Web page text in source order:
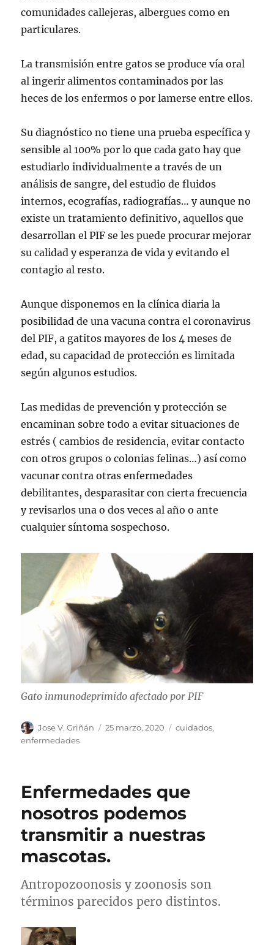
comunidades callejeras, albergues como en
particulares.
La transmisión entre gatos se produce vía oral
al ingerir alimentos contaminados por las
heces de los enfermos o por lamerse entre ellos.
Su diagnóstico no tiene una prueba específica y
sensible al 100% por lo que cada gato hay que
estudiarlo individualmente a través de un
análisis de sangre, del estudio de fluidos
internos, ecografías, radiografías… y aunque no
existe un tratamiento definitivo, aquellos que
desarrollan el PIF se les puede procurar mejorar
su calidad y esperanza de vida y evitando el
contagio al resto.
Aunque disponemos en la clínica diaria la
posibilidad de una vacuna contra el coronavirus
del PIF, a gatitos mayores de los 4 meses de
edad, su capacidad de protección es limitada
según algunos estudios.
Las medidas de prevención y protección se
encaminan sobre todo a evitar situaciones de
estrés ( cambios de residencia, evitar contacto
con otros grupos o colonias felinas…) así como
vacunar contra otras enfermedades
debilitantes, desparasitar con cierta frecuencia
y revisarlos una o dos veces al año o ante
cualquier síntoma sospechoso.
Gato inmunodeprimido afectado por PIF
Autor
Jose V. Griñán
Publicado
25 marzo, 2020 Categorías
cuidados,
enfermedades
Enfermedades que
nosotros podemos
transmitir a nuestras
mascotas.
Antropozoonosis y zoonosis son
términos parecidos pero distintos.